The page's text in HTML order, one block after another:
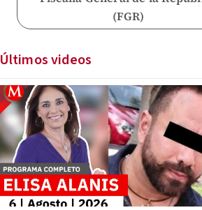
(FGR)
Últimos videos